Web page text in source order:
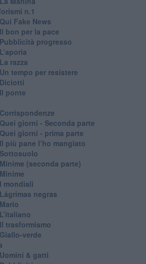
n.1
Fake News
bon per la pace
progresso
razza
tempo per resistere
ponte
giorni - Seconda parte
giorni - prima parte
più pane l’ho mangiato
(seconda parte)
mondiali
negras
trasformismo
verde
& gatti